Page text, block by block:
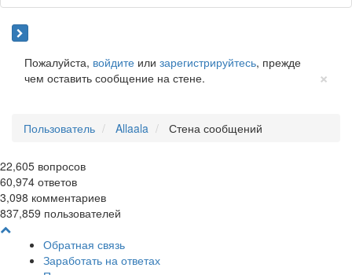
Пожалуйста, войдите или зарегистрируйтесь, прежде
чем оставить сообщение на стене.
×
Пользователь Allaala Стена сообщений
22,605 вопросов
60,974 ответов
3,098 комментариев
837,859 пользователей
Обратная связь
Заработать на ответах